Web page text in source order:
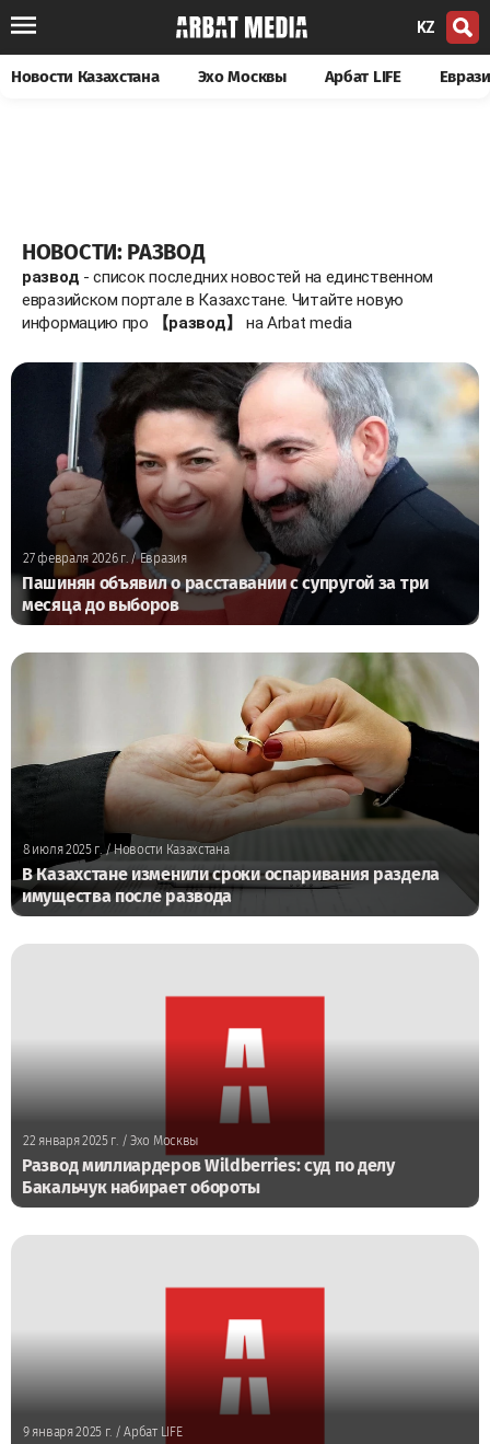
KZ
Новости Казахстана Эхо Москвы Арбат LIFE
НОВОСТИ: РАЗВОД
развод - список последних новостей на единственном
евразийском портале в Казахстане. Читайте новую
информацию про
【развод】 на Arbat media
27 февраля 2026 г./ Евразия
Пашинян объявил о расставании с супругой за три
месяца до выборов
8 июля 2025 г./ Новости Казахстана
В Казахстане изменили сроки оспаривания раздела
имущества после развода
22 января 2025 г./ Эхо Москвы
Развод миллиардеров Wildberries: суд по делу
Бакальчук набирает обороты
9 января 2025 г. / Арбат LIFE